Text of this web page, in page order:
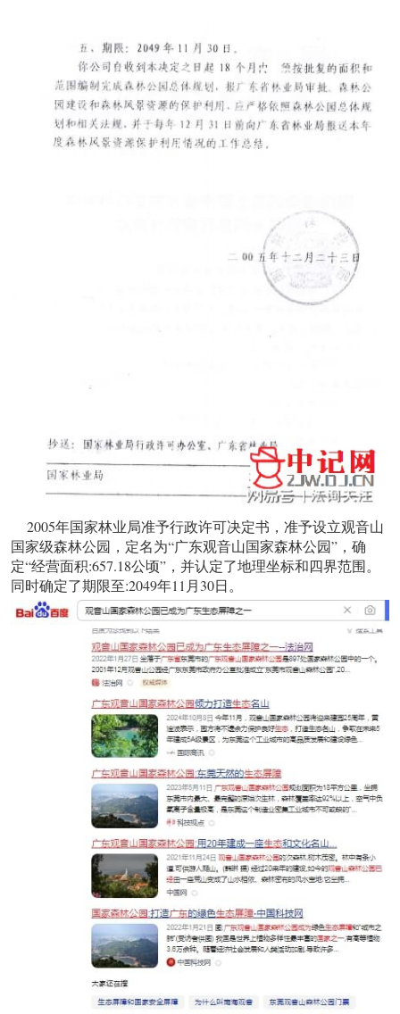
2005年国家林业局准予行政许可决定书，准予设立观音山
国家级森林公园，定名为“广东观音山国家森林公园”，确
定“经营面积:657.18公顷”，并认定了地理坐标和四界范围。
同时确定了期限至:2049年11月30日。